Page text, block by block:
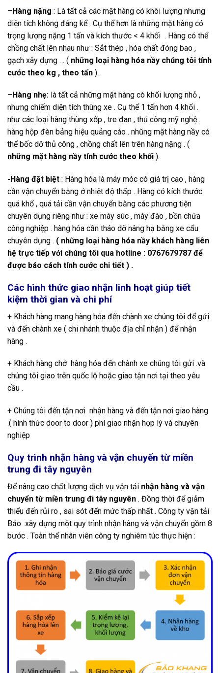
–Hàng nặng : Là tất cả các mặt hàng có khôi lượng nhưng
diện tích không đáng kể . Cụ thể hơn là những mặt hàng có
trọng lượng nặng 1 tấn và kích thước < 4 khối . Hàng có thể
chồng chất lên nhau như : Sắt thép , hóa chất đóng bao ,
gạch xây dựng … ( những loại hàng hóa nầy chúng tôi tính
cước theo kg , theo tấn ) .
– Hàng nhẹ: là tất cả những mặt hàng có khối lượng nhỏ ,
nhưng chiếm diện tích thùng xe . Cụ thể 1 tấn hơn 4 khối .
như các loại hàng thùng xốp , tre đan , thủ công mỹ nghệ .
hàng hộp đèn bảng hiệu quảng cáo . nhũng mặt hàng nầy có
thể bốc dỡ thủ công , chồng chất lên trên hàng nặng . (
những mặt hàng nầy tính cước theo khối ).
-Hàng đặt biệt : Hàng hóa là máy móc có giá trị cao , hàng
cần vận chuyển bằng ở nhiệt độ thấp . Hàng có kích thước
quá khổ , quá tải cần vận chuyển bằng các phương tiện
chuyên dụng riêng như : xe máy súc , máy đào , bồn chứa
công nghiệp . hàng hóa cần tháo dỡ nâng hạ bằng xe cẩu
chuyên dụng . ( những loại hàng hóa nầy khách hàng liên
hệ trực tiếp với chúng tôi qua hotline : 0767679787 để
được báo cách tính cước chi tiết ) .
Các hình thức giao nhận linh hoạt giúp tiết
kiệm thời gian và chi phí
+ Khách hàng mang hàng hóa đến chành xe chúng tôi để gửi
và đến chành xe ( chi nhánh thuộc địa chỉ nhận ) để nhận
hàng .
+ Khách hàng chở hàng hóa đến chành xe chúng tôi gửi .và
chúng tôi giao trên quốc lộ hoặc giao tận nơi tại theo yêu
cầu .
+ Chúng tôi đến tận nơi nhận hàng và đến tận nơi giao hàng
.( hình thức door to door ) phí giao nhận hợp lý và chuyên
nghiệp
Quy trình nhận hàng và vận chuyển từ miền
trung đi tây nguyên
Để nâng cao chất lượng dịch vụ vận tải nhận hàng và vận
chuyển từ miền trung đi tây nguyên . Đồng thời để giảm
thiểu đến rủi ro , sai sót đến mức thấp nhất . Công ty vận tải
Bảo xây dựng một quy trình nhận hàng và vận chuyển gồm 8
bước . Toàn thể nhân viên công ty nghiêm túc thực hiện :